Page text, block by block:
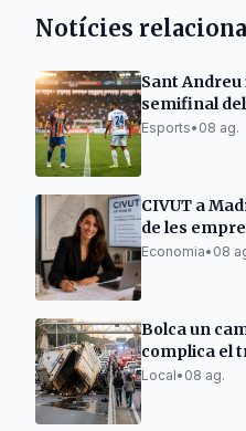
Notícies
Sant
semifinal
Esports• 08 ag.
CIVUT a
de les
tramitació
Economia• 08
Bolca un
complica el
Local• 08 ag.